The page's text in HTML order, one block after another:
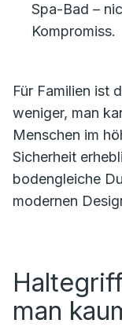
Spa-Bad –
Kompromiss.
Für Familien ist
weniger, man
Menschen im
Sicherheit
bodengleiche
modernen
man